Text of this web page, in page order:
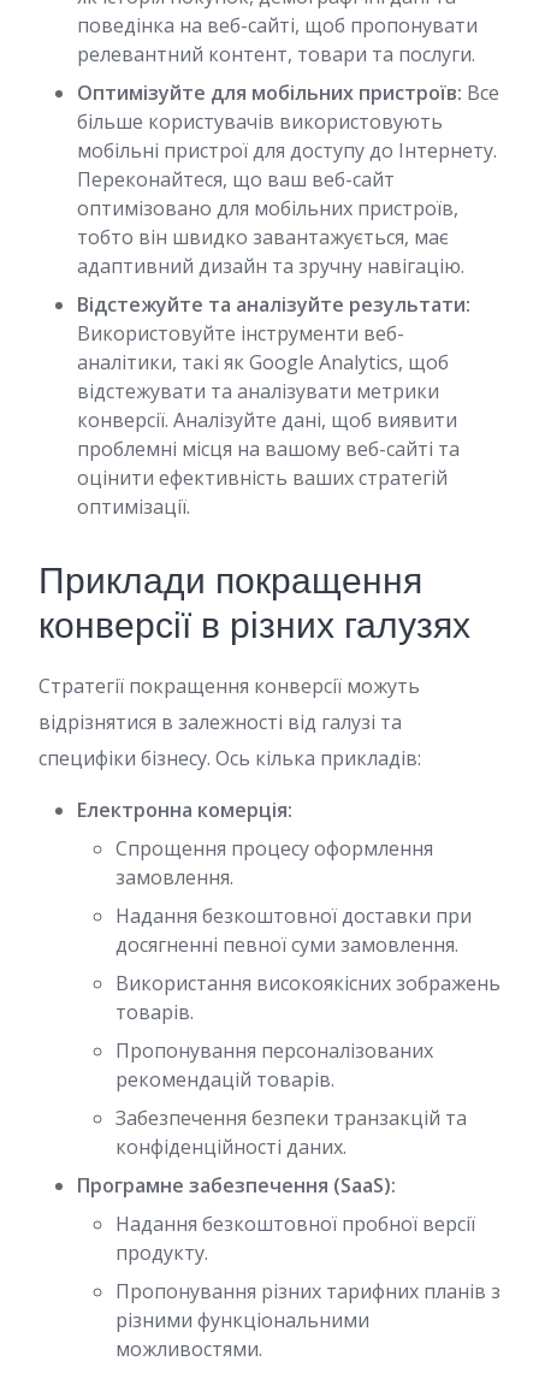
поведінка на веб-сайті, щоб пропонувати
релевантний контент, товари та послуги.
Оптимізуйте для мобільних пристроїв: Все
більше користувачів використовують
мобільні пристрої для доступу до Інтернету.
Переконайтеся, що ваш веб-сайт
оптимізовано для мобільних пристроїв,
тобто він швидко завантажується, має
адаптивний дизайн та зручну навігацію.
Відстежуйте та аналізуйте результати:
Використовуйте інструменти веб-
аналітики, такі як Google Analytics, щоб
відстежувати та аналізувати метрики
конверсії. Аналізуйте дані, щоб виявити
проблемні місця на вашому веб-сайті та
оцінити ефективність ваших стратегій
оптимізації.
Приклади покращення
конверсії в різних галузях
Стратегії покращення конверсії можуть
відрізнятися в залежності від галузі та
специфіки бізнесу. Ось кілька прикладів:
Електронна комерція:
Спрощення процесу оформлення
замовлення.
Надання безкоштовної доставки при
досягненні певної суми замовлення.
Використання високоякісних зображень
товарів.
Пропонування персоналізованих
рекомендацій товарів.
Забезпечення безпеки транзакцій та
конфіденційності даних.
Програмне забезпечення (SaaS):
Надання безкоштовної пробної версії
продукту.
Пропонування різних тарифних планів з
різними функціональними
можливостями.